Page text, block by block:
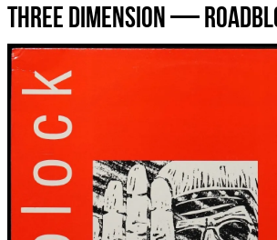
Three Dimension —